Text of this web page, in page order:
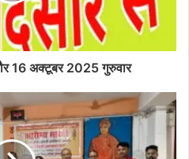
16 अक्टूबर 2025 गुरुवार